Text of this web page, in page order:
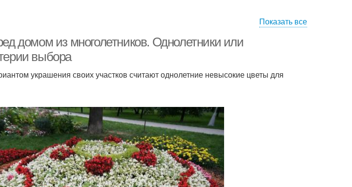
Показать все
домом из многолетников. Однолетники или
выбора
украшения своих участков считают однолетние невысокие цветы для